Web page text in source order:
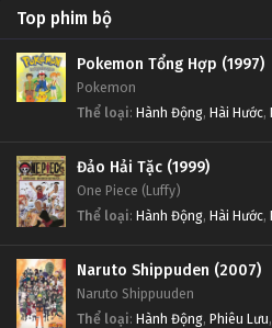
Top phim bộ
Pokemon Tổng Hợp (1997)
Pokemon
Thể loại: Hành Động, Hài Hước,
Đảo Hải Tặc (1999)
One Piece (Luffy)
Thể loại: Hành Động, Hài Hước,
Naruto Shippuden (2007)
Naruto Shippuuden
Thể loại: Hành Động, Phiêu Lưu,